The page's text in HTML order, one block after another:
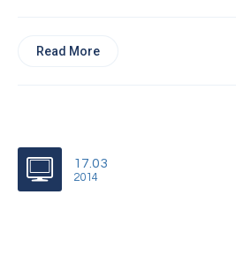
Read More
17.03
2014